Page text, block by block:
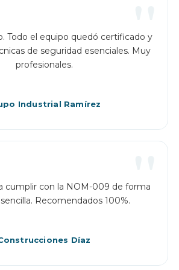
"
Todo el equipo quedó certificado y
de seguridad esenciales. Muy
profesionales.
Industrial Ramírez
"
cumplir con la NOM-009 de forma
Recomendados 100%.
Díaz